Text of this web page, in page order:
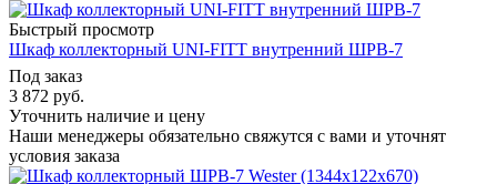
Быстрый просмотр
Шкаф коллекторный UNI-FITT внутренний ШРВ-7
Под заказ
3 872 руб.
Уточнить наличие и цену
Наши менеджеры обязательно свяжутся с вами и уточнят
условия заказа